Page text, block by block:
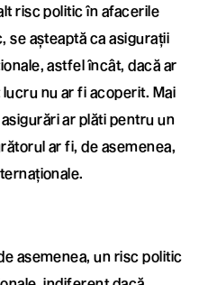
risc politic în afacerile
se așteaptă ca asigurații
astfel încât, dacă ar
nu ar fi acoperit. Mai
ar plăti pentru un
ar fi, de asemenea,
asemenea, un risc politic